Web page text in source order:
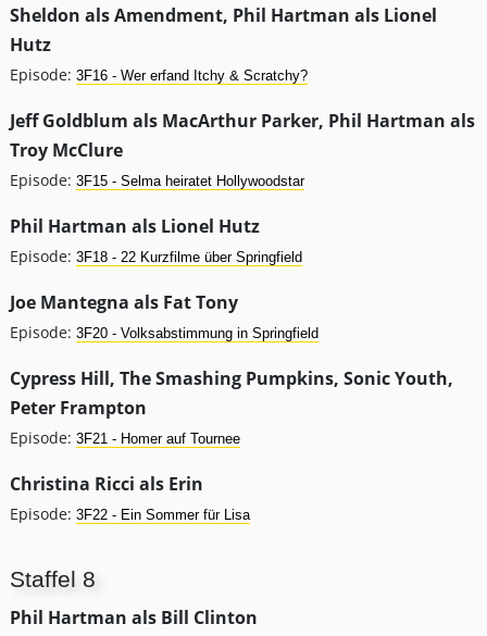
Sheldon als Amendment, Phil Hartman als Lionel
Hutz
Episode: 3F16 - Wer erfand Itchy & Scratchy?
Jeff Goldblum als MacArthur Parker, Phil Hartman als
Troy McClure
Episode: 3F15 - Selma heiratet Hollywoodstar
Phil Hartman als Lionel Hutz
Episode: 3F18 - 22 Kurzfilme über Springfield
Joe Mantegna als Fat Tony
Episode: 3F20 - Volksabstimmung in Springfield
Cypress Hill, The Smashing Pumpkins, Sonic Youth,
Peter Frampton
Episode: 3F21 - Homer auf Tournee
Christina Ricci als Erin
Episode: 3F22 - Ein Sommer für Lisa
Staffel 8
Phil Hartman als Bill Clinton